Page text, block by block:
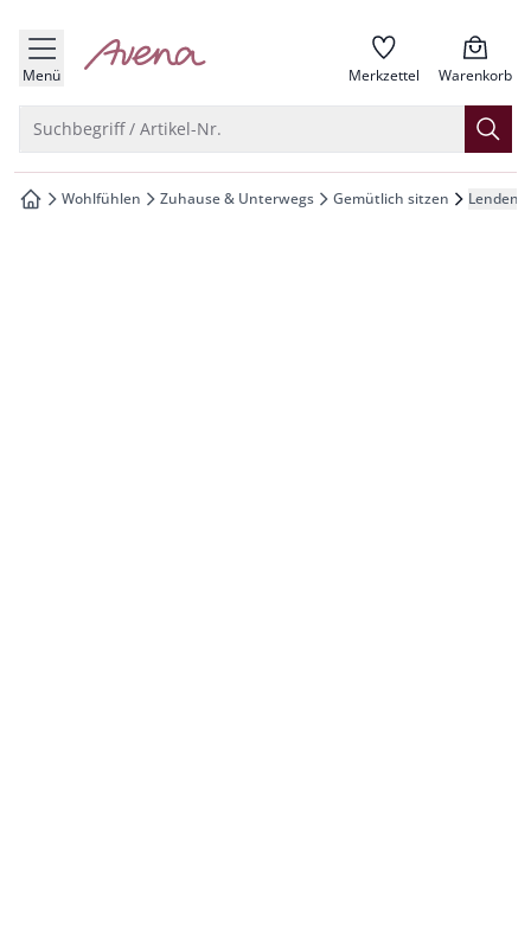
springen
springen
springen
springen
Menü zur Startseite Merkzettel Warenkorb
Suchbegriff / Artikel-Nr.
zur Startseite
Wohlfühlen Zuhause & Unterwegs Gemütlich sitzen Lenden-